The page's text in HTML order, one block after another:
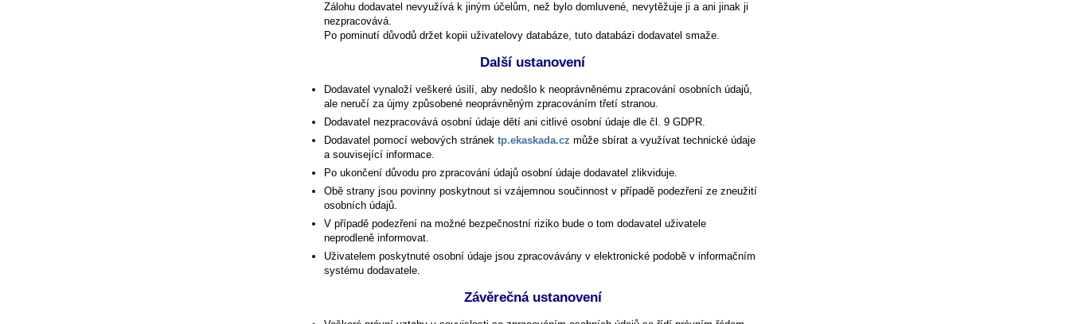
Zálohu dodavatel nevyužívá k jiným účelům, než bylo domluvené, nevytěžuje ji a ani jinak ji
nezpracovává.
Po pominutí důvodů držet kopii uživatelovy databáze, tuto databázi dodavatel smaže.
Další ustanovení
Dodavatel vynaloží veškeré úsilí, aby nedošlo k neoprávněnému zpracování osobních údajů,
ale neručí za újmy způsobené neoprávněným zpracováním třetí stranou.
Dodavatel nezpracovává osobní údaje dětí ani citlivé osobní údaje dle čl. 9 GDPR.
Dodavatel pomocí webových stránek tp.ekaskada.cz může sbírat a využívat technické údaje
a související informace.
Po ukončení důvodu pro zpracování údajů osobní údaje dodavatel zlikviduje.
Obě strany jsou povinny poskytnout si vzájemnou součinnost v případě podezření ze zneužití
osobních údajů.
V případě podezření na možné bezpečnostní riziko bude o tom dodavatel uživatele
neprodleně informovat.
Uživatelem poskytnuté osobní údaje jsou zpracovávány v elektronické podobě v informačním
systému dodavatele.
Závěrečná ustanovení